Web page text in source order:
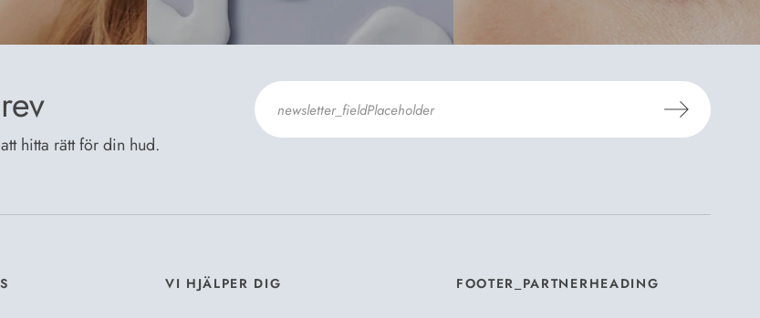
hitta rätt för din hud.
VI HJÄLPER DIG FOOTER_PARTNERHEADING